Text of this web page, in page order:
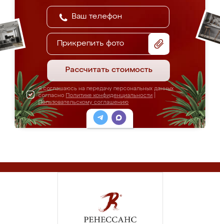
Прикрепить фото
Рассчитать стоимость
Я соглашаюсь на передачу персональных данных
согласно Политике конфиденциальности
Пользовательскому соглашению